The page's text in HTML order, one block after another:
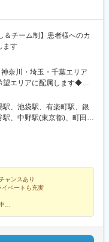
チーム制】患者様へのカ
ます
奈川・埼玉・千葉エリア
エリアに配属します◆ク
北海道・東北】旭川駅前
仙台駅前院、福島院、郡
前院、品川院、秋葉原
、宇都宮院、高崎院、前
屋栄院、金山院、岐阜
など【近畿】梅田大阪駅
王寺院、堺院、なんば
和歌山院、四日市院 など
松院、高知院、徳島院、
・沖縄】小倉院、佐賀
、池袋駅、有楽町駅、銀
、中野駅(東京都)、町田
駅、大宮駅(埼玉県)、川口
駅、つくば駅、千葉駅、
島県)、郡山駅(福島県)、
町駅、近鉄名古屋駅、金
名鉄岐阜駅、静岡駅、新浜
北鉄金沢駅、新潟駅、近
駅、東梅田駅、大阪難波
丸駅、三ノ宮駅、姫路
ャンスあり
イベートも充実